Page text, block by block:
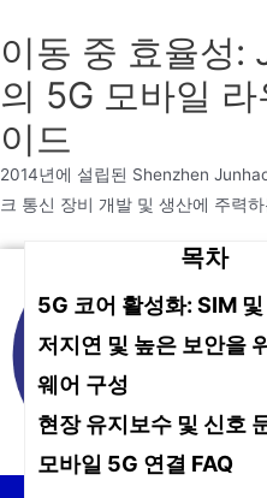
이동 중 효율성:
의 5G 모바일
이드
2014년에 설립된 Shenzhen
크 통신 장비 개발 및 생산에 주력
로
건
기
목차
5G 코어 활성화: SIM 및
저지연 및 높은 보안을
웨어 구성
현장 유지보수 및 신호
모바일 5G 연결 FAQ